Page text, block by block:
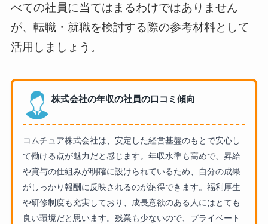
べての社員に当てはまるわけではありません
が、転職・就職を検討する際の参考材料として
活用しましょう。
株式会社の年収の社員の口コミ傾向
コムチュア株式会社は、安定した経営基盤のもとで安心し
て働ける点が魅力だと感じます。年収水準も高めで、昇給
や賞与の仕組みが明確に設けられているため、自分の成果
がしっかり報酬に反映されるのが納得できます。福利厚生
や研修制度も充実しており、成長意欲のある人にはとても
良い環境だと思います。残業も少ないので、プライベート